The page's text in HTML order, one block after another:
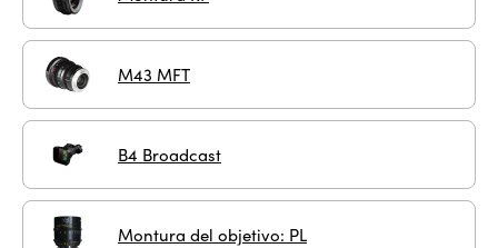
M43 MFT
B4 Broadcast
Montura del objetivo: PL